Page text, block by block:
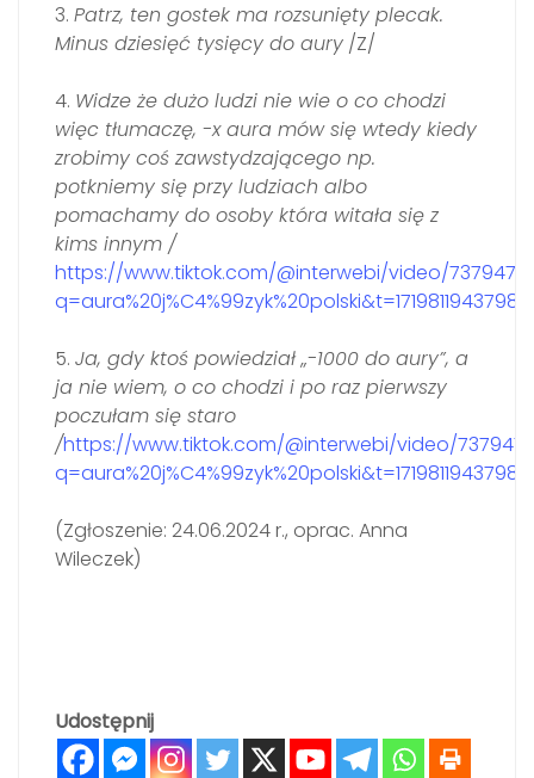
3. Patrz, ten gostek ma rozsunięty plecak.
Minus dziesięć tysięcy do aury /Z/
4. Widze że dużo ludzi nie wie o co chodzi
więc tłumaczę, -x aura mów się wtedy kiedy
zrobimy coś zawstydzającego np.
potkniemy się przy ludziach albo
pomachamy do osoby która witała się z
kims innym /
https://www.tiktok.com/@interwebi/video/
q=aura%20j%C4%99zyk%20polski&t=1719811943798
5. Ja, gdy ktoś powiedział „-1000 do aury”, a
ja nie wiem, o co chodzi i po raz pierwszy
poczułam się staro
/https://www.tiktok.com/@interwebi/video/
q=aura%20j%C4%99zyk%20polski&t=1719811943798
(Zgłoszenie: 24.06.2024 r., oprac. Anna
Wileczek)
Udostępnij